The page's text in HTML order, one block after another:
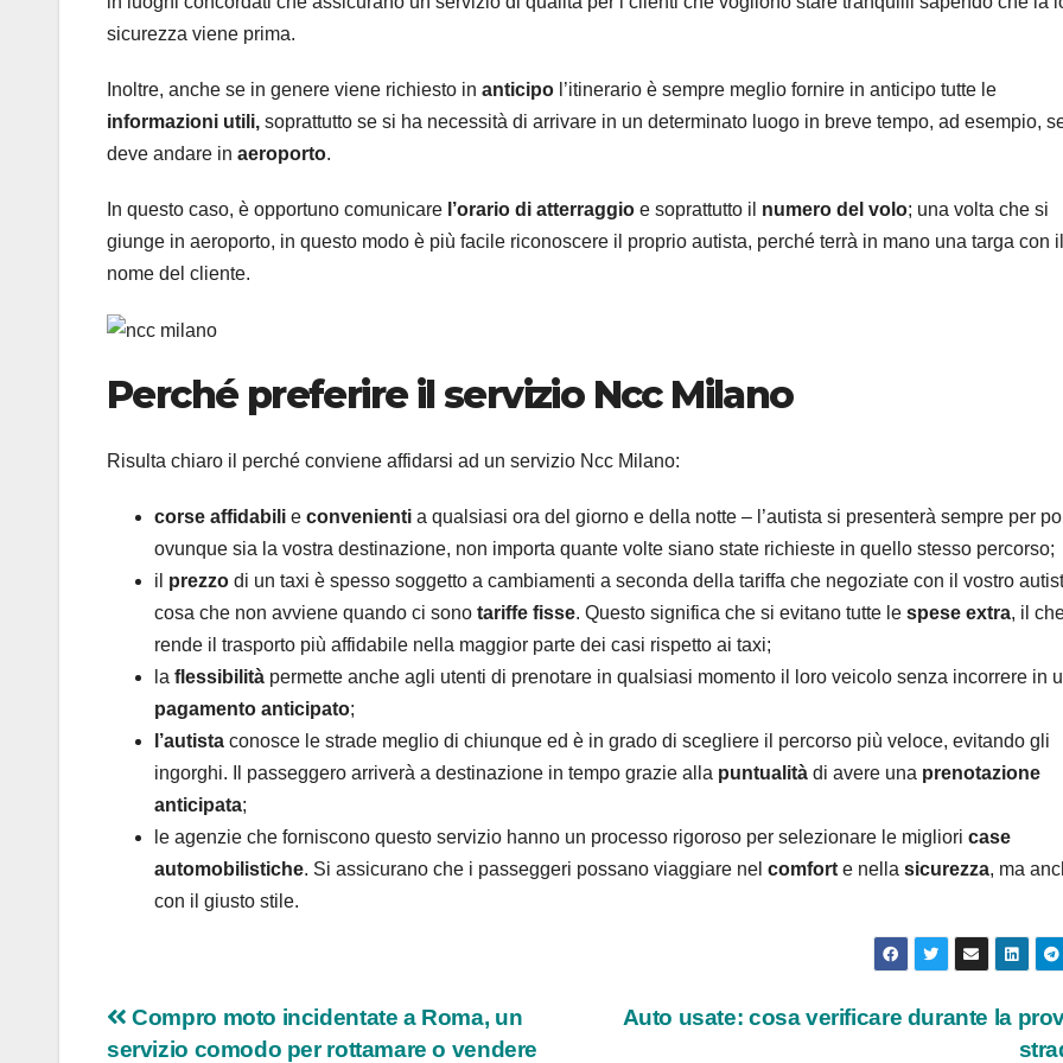
sicurezza viene prima.
Inoltre, anche se in genere viene richiesto in anticipo l’itinerario è sempre meglio fornire in anticipo tutte le
informazioni utili, soprattutto se si ha necessità di arrivare in un determinato luogo in breve tempo, ad esempio,
deve andare in aeroporto.
In questo caso, è opportuno comunicare l’orario di atterraggio e soprattutto il numero del volo; una volta che si
giunge in aeroporto, in questo modo è più facile riconoscere il proprio autista, perché terrà in mano una targa con il
nome del cliente.
Perché preferire il servizio Ncc Milano
Risulta chiaro il perché conviene affidarsi ad un servizio Ncc Milano:
corse affidabili e convenienti a qualsiasi ora del giorno e della notte – l’autista si presenterà sempre per
ovunque sia la vostra destinazione, non importa quante volte siano state richieste in quello stesso percorso;
il prezzo di un taxi è spesso soggetto a cambiamenti a seconda della tariffa che negoziate con il vostro
cosa che non avviene quando ci sono tariffe fisse. Questo significa che si evitano tutte le spese extra, il
rende il trasporto più affidabile nella maggior parte dei casi rispetto ai taxi;
la flessibilità permette anche agli utenti di prenotare in qualsiasi momento il loro veicolo senza incorrere in
pagamento anticipato;
l’autista conosce le strade meglio di chiunque ed è in grado di scegliere il percorso più veloce, evitando gli
ingorghi. Il passeggero arriverà a destinazione in tempo grazie alla puntualità di avere una prenotazione
anticipata;
le agenzie che forniscono questo servizio hanno un processo rigoroso per selezionare le migliori case
automobilistiche. Si assicurano che i passeggeri possano viaggiare nel comfort e nella sicurezza, ma
con il giusto stile.
Navigazione
Auto usate: cosa verificare durante la
Compro moto incidentate a Roma, un
servizio comodo per rottamare o vendere